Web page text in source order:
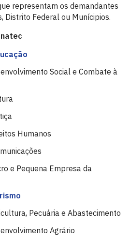
representam os demandantes
Distrito Federal ou Munícipios.
Social e Combate à
Humanos
e Pequena Empresa da
Pecuária e Abastecimento
Agrário